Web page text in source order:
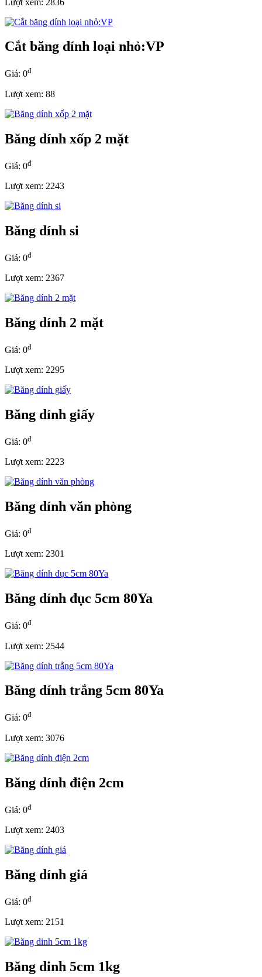
Cắt băng dính loại nhỏ:VP
Giá: 0đ
Lượt xem: 88
Băng dính xốp 2 mặt
Giá: 0đ
Lượt xem: 2243
Băng dính si
Giá: 0đ
Lượt xem: 2367
Băng dính 2 mặt
Giá: 0đ
Lượt xem: 2295
Băng dính giấy
Giá: 0đ
Lượt xem: 2223
Băng dính văn phòng
Giá: 0đ
Lượt xem: 2301
Băng dính đục 5cm 80Ya
Giá: 0đ
Lượt xem: 2544
Băng dính trắng 5cm 80Ya
Giá: 0đ
Lượt xem: 3076
Băng dính điện 2cm
Giá: 0đ
Lượt xem: 2403
Băng dính giá
Giá: 0đ
Lượt xem: 2151
Băng dinh 5cm 1kg